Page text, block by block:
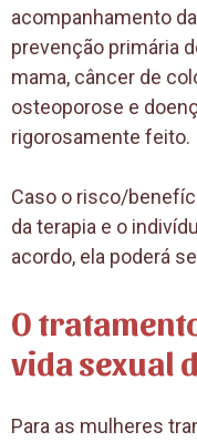
acompanhamento
prevenção primária
mama, câncer de
osteoporose e
rigorosamente feito.
Caso o risco/
da terapia e o
acordo, ela poderá
O
vida sexual
Para as mulheres